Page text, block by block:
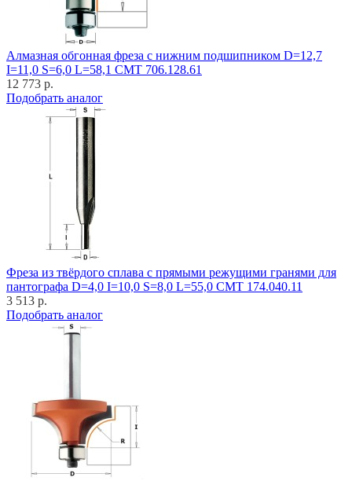
Алмазная обгонная фреза с нижним подшипником D=12,7
I=11,0 S=6,0 L=58,1 CMT 706.128.61
12 773 р.
Подобрать аналог
Фреза из твёрдого сплава с прямыми режущими гранями для
пантографа D=4,0 I=10,0 S=8,0 L=55,0 CMT 174.040.11
3 513 р.
Подобрать аналог